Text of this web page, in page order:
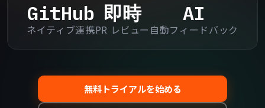
GitHub
ネイティブ連携
即時
PR レビュー
AI
自動フィードバック
無料トライアルを始める